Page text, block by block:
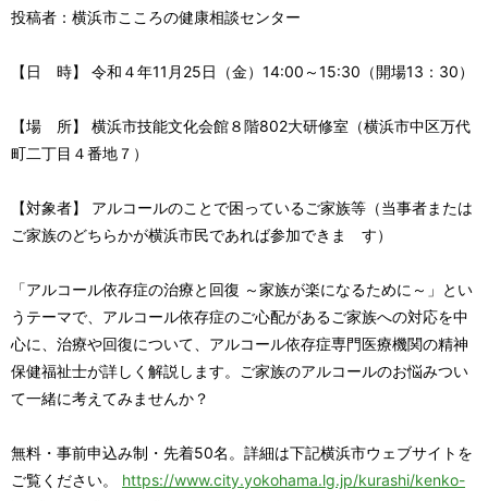
投稿者：横浜市こころの健康相談センター
【日 時】 令和４年11月25日（金）14:00～15:30（開場13：30）
【場 所】 横浜市技能文化会館８階802大研修室（横浜市中区万代
町二丁目４番地７）
【対象者】 アルコールのことで困っているご家族等（当事者または
ご家族のどちらかが横浜市民であれば参加できま す）
「アルコール依存症の治療と回復 ～家族が楽になるために～」とい
うテーマで、アルコール依存症のご心配があるご家族への対応を中
心に、治療や回復について、アルコール依存症専門医療機関の精神
保健福祉士が詳しく解説します。ご家族のアルコールのお悩みつい
て一緒に考えてみませんか？
無料・事前申込み制・先着50名。詳細は下記横浜市ウェブサイトを
ご覧ください。 https://www.city.yokohama.lg.jp/kurashi/kenko-